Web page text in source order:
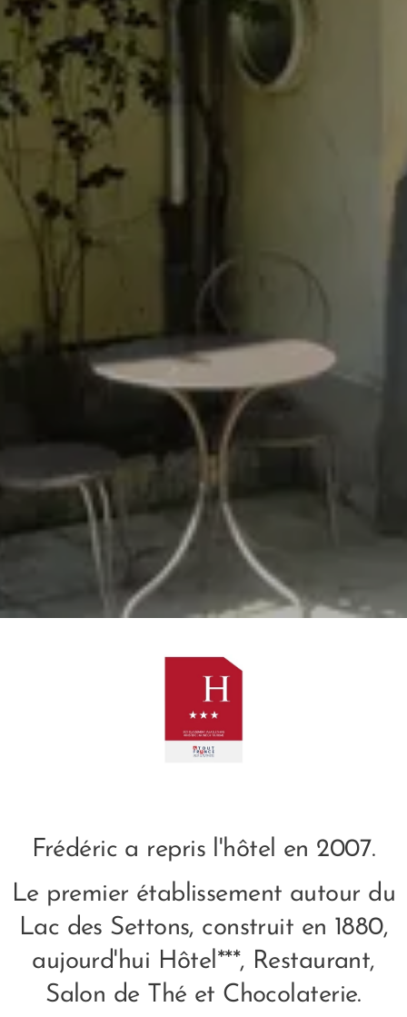
Frédéric a repris l'hôtel en 2007.
Le premier établissement autour du
Lac des Settons, construit en 1880,
aujourd'hui Hôtel***, Restaurant,
Salon de Thé et Chocolaterie.